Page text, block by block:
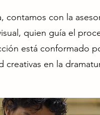
contamos con la
quien guía el
está conformado
creativas en la